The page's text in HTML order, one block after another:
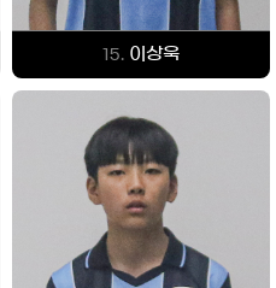
15. 이상욱